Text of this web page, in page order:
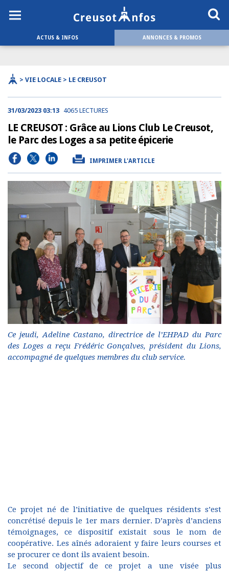
ACTUS & INFOS ANNONCES & PROMOS
> VIE LOCALE > LE CREUSOT
31/03/2023 03:13 4065 LECTURES
LE CREUSOT : Grâce au Lions Club Le Creusot,
le Parc des Loges a sa petite épicerie
IMPRIMER L'ARTICLE
Ce jeudi, Adeline Castano, directrice de l’EHPAD du Parc
des Loges a reçu Frédéric Gonçalves, président du Lions,
accompagné de quelques membres du club service.
Ce projet né de l’initiative de quelques résidents s’est
concrétisé depuis le 1er mars dernier. D’après d’anciens
témoignages, ce dispositif existait sous le nom de
coopérative. Les aînés adoraient y faire leurs courses et
se procurer ce dont ils avaient besoin.
Le second objectif de ce projet a une visée plus